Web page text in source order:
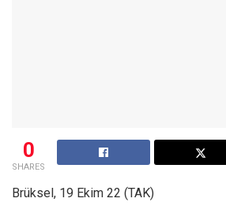
0
SHARES
Brüksel, 19 Ekim 22 (TAK)